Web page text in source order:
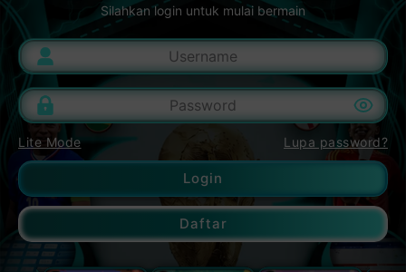
Silahkan login untuk mulai bermain
Lite Mode Lupa password?
Login
Daftar